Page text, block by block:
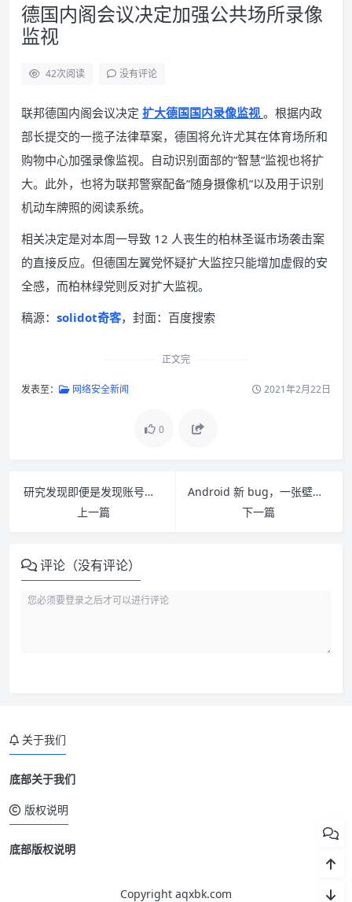
德国内阁会议决定加强公共场所录像
监视
42次阅读 没有评论
联邦德国内阁会议决定 扩大德国国内录像监视 。根据内政
部长提交的一揽子法律草案，德国将允许尤其在体育场所和
购物中心加强录像监视。自动识别面部的”智慧”监视也将扩
大。此外，也将为联邦警察配备”随身摄像机”以及用于识别
机动车牌照的阅读系统。
相关决定是对本周一导致 12 人丧生的柏林圣诞市场袭击案
的直接反应。但德国左翼党怀疑扩大监控只能增加虚假的安
全感，而柏林绿党则反对扩大监视。
稿源： solidot奇客，封面：百度搜索
正文完
发表至： 网络安全新闻 2021年2月22日
0
研究发现即便是发现账号泄露之后用户也很少换密码
上一篇
Android 新 bug，一张壁纸导致三星、一加等手机崩溃
下一篇
评论（没有评论）
关于我们
底部关于我们
版权说明
底部版权说明
Copyright aqxbk.com